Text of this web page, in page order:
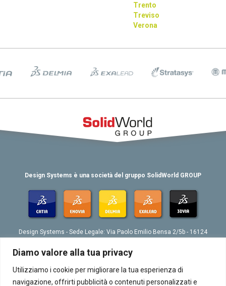
Diamo valore alla tua privacy
Utilizziamo i cookie per migliorare la tua esperienza di
navigazione, offrirti pubblicità o contenuti personalizzati e
Trento
Treviso
Verona
Design Systems è una società del gruppo SolidWorld GROUP
Design Systems - Sede Legale: Via Paolo Emilio Bensa 2/5b - 16124
Tel. 039 010 4074802 - Fax 039 010 4073276 - Email:
info@designsystemsplm.it
P. IVA 01566570998